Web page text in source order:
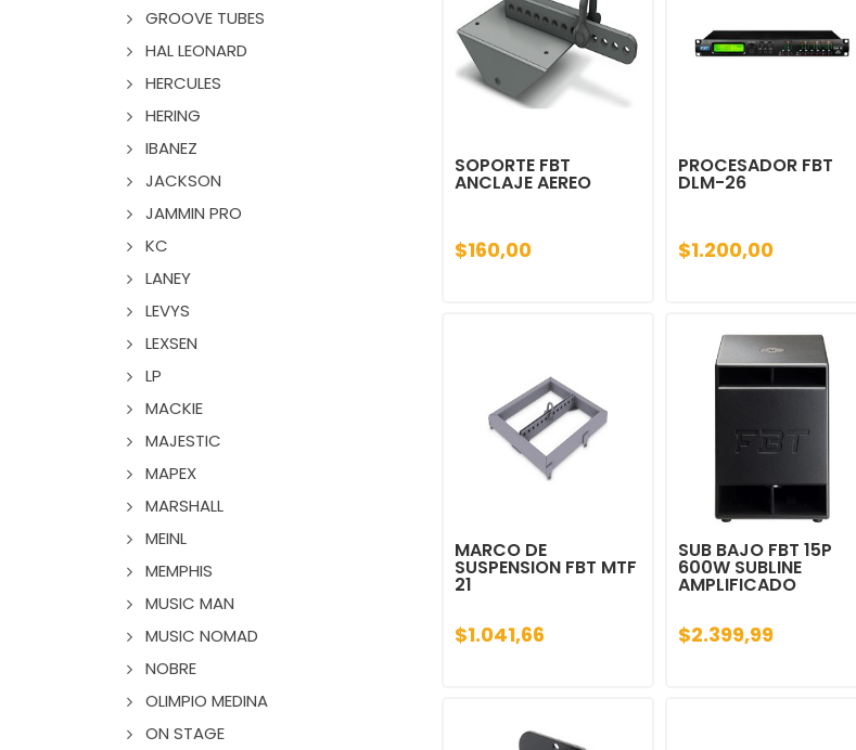
GROOVE TUBES
HAL LEONARD
HERCULES
HERING
IBANEZ
JACKSON
JAMMIN PRO
KC
LANEY
LEVYS
LEXSEN
LP
MACKIE
MAJESTIC
MAPEX
MARSHALL
MEINL
MEMPHIS
MUSIC MAN
MUSIC NOMAD
NOBRE
OLIMPIO MEDINA
ON STAGE
SOPORTE FBT
ANCLAJE AEREO
$160,00
PROCESADOR FBT
DLM-26
$1.200,00
MARCO DE
SUSPENSION FBT MTF
21
$1.041,66
SUB BAJO FBT 15P
600W SUBLINE
AMPLIFICADO
$2.399,99